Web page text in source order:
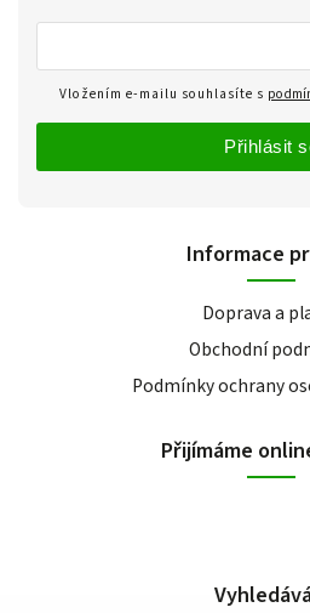
Informace
Doprava a
Obchodní
Podmínky ochrany
Přijímáme
Vložením e-mailu souhlasíte s
Přihlásit